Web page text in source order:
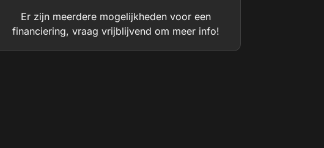
Er zijn meerdere mogelijkheden voor een
financiering, vraag vrijblijvend om meer info!